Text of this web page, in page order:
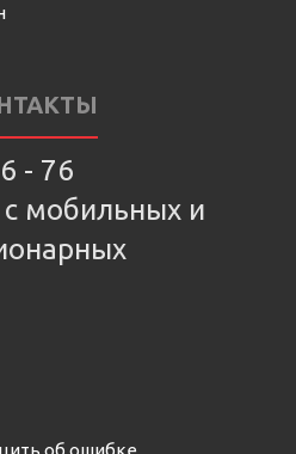
- 76
с мобильных и
об ошибке